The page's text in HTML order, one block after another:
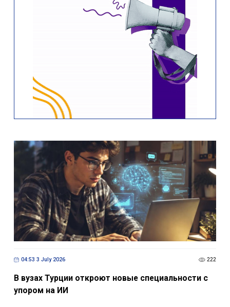
04:53 3 July 2026 222
В вузах Турции откроют новые специальности с
упором на ИИ